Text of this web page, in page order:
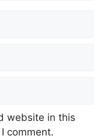
website in this
comment.